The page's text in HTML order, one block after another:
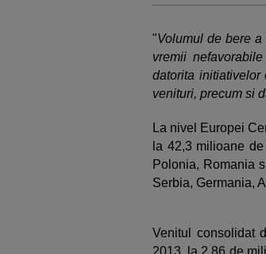
"Volumul de bere
vremii
datorita initiativelor
venituri, precum si
La nivel Europei
la 42,3 milioane
Polonia, Romania
Serbia, Germania,
Venitul consolidat
2013, la 2,86 de